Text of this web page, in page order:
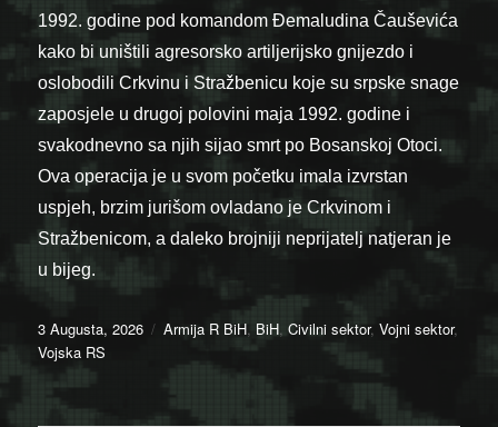
1992. godine pod komandom Đemaludina Čauševića
kako bi uništili agresorsko artiljerijsko gnijezdo i
oslobodili Crkvinu i Stražbenicu koje su srpske snage
zaposjele u drugoj polovini maja 1992. godine i
svakodnevno sa njih sijao smrt po Bosanskoj Otoci.
Ova operacija je u svom početku imala izvrstan
uspjeh, brzim jurišom ovladano je Crkvinom i
Stražbenicom, a daleko brojniji neprijatelj natjeran je
u bijeg.
Posted
on
3 Augusta, 2026 Categories
Armija R BiH, BiH ,Civilni sektor,Vojni sektor,
Vojska RS